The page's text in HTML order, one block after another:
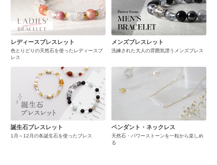
レディースブレスレット
色とりどりの天然石を使ったレディースブ
レス
メンズブレスレット
洗練された大人の雰囲気漂うメンズブレス
誕生石ブレスレット
1月～12月の各誕生石を使ったブレス
ペンダント・ネックレス
天然石・パワーストーンを一粒から楽しめ
る